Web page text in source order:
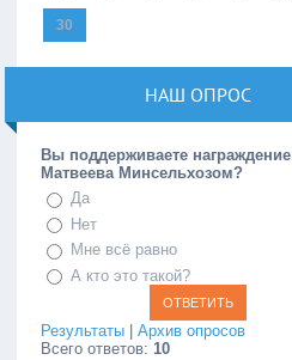
30
НАШ ОПРОС
Вы поддерживаете награждение
Матвеева Минсельхозом?
Да
Нет
Мне всё равно
А кто это такой?
Результаты |Архив опросов
Всего ответов:10